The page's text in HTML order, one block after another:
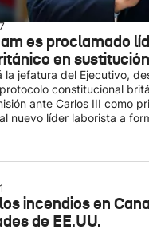
es proclamado
en
la jefatura del Ejecutivo,
constitucional
ante Carlos III como
nuevo líder laborista a
incendios en
de EE.UU.